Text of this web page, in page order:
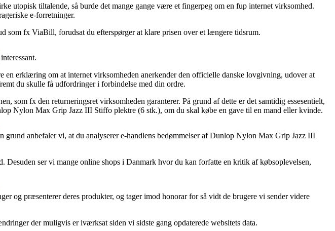
utopisk tiltalende, så burde det mange gange være et fingerpeg om en fup internet virksomhed.
e-forretninger.
som fx ViaBill, forudsat du efterspørger at klare prisen over et længere tidsrum.
erklæring om at internet virksomheden anerkender den officielle danske lovgivning, udover at
du skulle få udfordringer i forbindelse med din ordre.
som fx den returneringsret virksomheden garanterer. På grund af dette er det samtidig essesentielt,
Nylon Max Grip Jazz III Stiffo plektre (6 stk.), om du skal købe en gave til en mand eller kvinde.
anbefaler vi, at du analyserer e-handlens bedømmelser af Dunlop Nylon Max Grip Jazz III
ser vi mange online shops i Danmark hvor du kan forfatte en kritik af købsoplevelsen,
og præsenterer deres produkter, og tager imod honorar for så vidt de brugere vi sender videre
der muligvis er iværksat siden vi sidste gang opdaterede websitets data.